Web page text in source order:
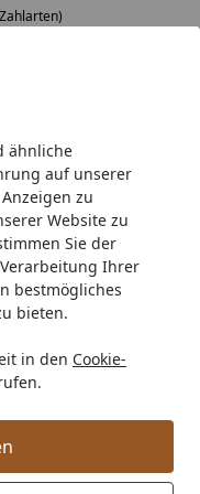
ähnliche
auf unserer
zu
Website zu
Sie der
Ihrer
bestmögliches
bieten.
in den Cookie-
Karibu
Öfen
3 m - Nr. 2